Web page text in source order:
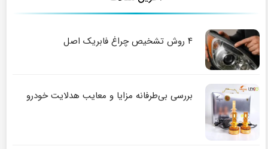
۴ روش تشخیص چراغ فابریک اصل
بررسی بی‌طرفانه مزایا و معایب هدلایت خودرو